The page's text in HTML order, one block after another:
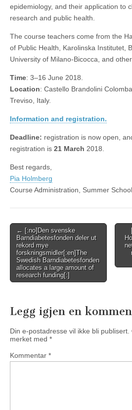
epidemiology, and their application to
research and public health.
The course teachers come from the
of Public Health, Karolinska Institutet,
University of Milano-Bicocca, and
Time: 3–16 June 2018.
Location: Castello Brandolini
Treviso, Italy.
Information and registration.
Deadline: registration is now open,
registration is 21 March 2018.
Best regards,
Pia Holmberg
Course Administration, Summer
Post
navigation
← [:no]Den svenske
Barndiabetesfonden deler ut
rekord mye
forskningsmidler[:en]The
Swedish Barndiabetesfonden
allocates a large amount of
research funding[:]
Legg igjen en
Din e-postadresse vil ikke bli publisert.
merket med *
Kommentar *